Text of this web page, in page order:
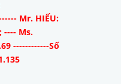
Mr. HIẾU:
---- Ms.
------------Số